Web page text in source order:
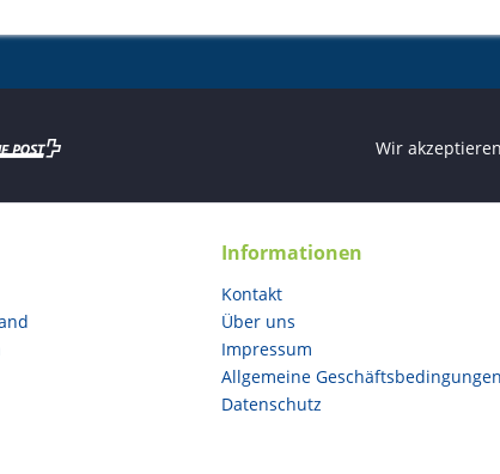
Wir
Informationen
Kontakt
Über uns
Impressum
Allgemeine Geschäftsbedingungen
Datenschutz